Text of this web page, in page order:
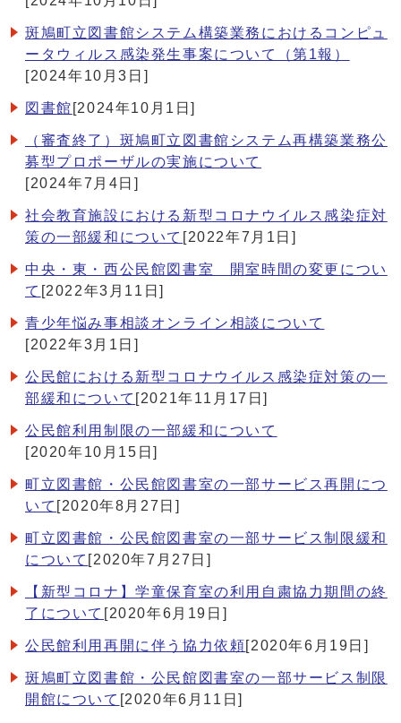
斑鳩町立図書館システム構築業務におけるコンピュ
ータウィルス感染発生事案について（第1報）
[2024年10月3日]
図書館 [2024年10月1日]
（審査終了）斑鳩町立図書館システム再構築業務公
募型プロポーザルの実施について
[2024年7月4日]
社会教育施設における新型コロナウイルス感染症対
策の一部緩和について [2022年7月1日]
中央・東・西公民館図書室 開室時間の変更につい
て [2022年3月11日]
青少年悩み事相談オンライン相談について
[2022年3月1日]
公民館における新型コロナウイルス感染症対策の一
部緩和について [2021年11月17日]
公民館利用制限の一部緩和について
[2020年10月15日]
町立図書館・公民館図書室の一部サービス再開につ
いて [2020年8月27日]
町立図書館・公民館図書室の一部サービス制限緩和
について [2020年7月27日]
【新型コロナ】学童保育室の利用自粛協力期間の終
了について [2020年6月19日]
公民館利用再開に伴う協力依頼[2020年6月19日]
斑鳩町立図書館・公民館図書室の一部サービス制限
開館について [2020年6月11日]